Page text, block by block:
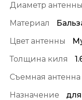
Диаметр антенны
Материал
Цвет антенны
Толщина киля
Съемная антенна
Назначение